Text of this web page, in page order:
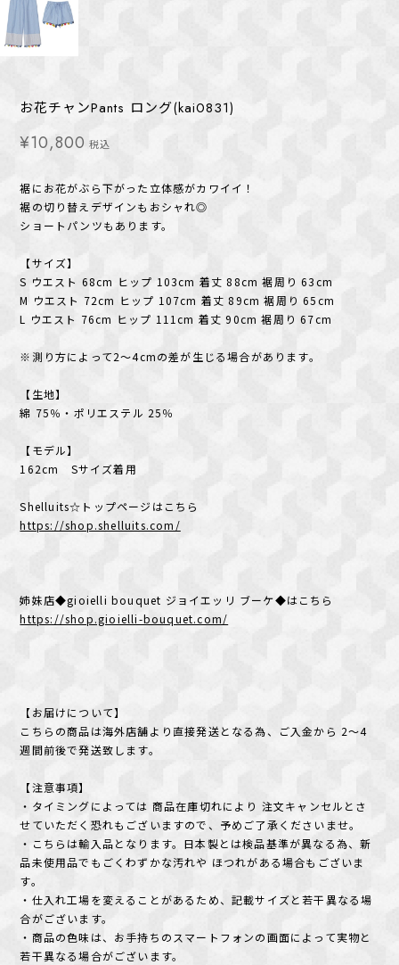
お花チャンPants ロング(kai0831)
¥10,800 税込
裾にお花がぶら下がった立体感がカワイイ！
裾の切り替えデザインもおシャれ◎
ショートパンツもあります。
【サイズ】
S ウエスト 68cm ヒップ 103cm 着丈 88cm 裾周り 63cm
M ウエスト 72cm ヒップ 107cm 着丈 89cm 裾周り 65cm
L ウエスト 76cm ヒップ 111cm 着丈 90cm 裾周り 67cm
※測り方によって2〜4cmの差が生じる場合があります。
【生地】
綿 75％・ポリエステル 25％
【モデル】
162cm Sサイズ着用
Shelluits☆トップページはこちら
https://shop.shelluits.com/
姉妹店◆gioielli bouquet ジョイエッリ ブーケ◆はこちら
https://shop.gioielli-bouquet.com/
【お届けについて】
こちらの商品は海外店舗より直接発送となる為、ご入金から 2〜4
週間前後で発送致します。
【注意事項】
・タイミングによっては 商品在庫切れにより 注文キャンセルとさ
せていただく恐れもございますので、予めご了承くださいませ。
・こちらは輸入品となります。日本製とは検品基準が異なる為、新
品未使用品でもごくわずかな汚れや ほつれがある場合もございま
す。
・仕入れ工場を変えることがあるため、記載サイズと若干異なる場
合がございます。
・商品の色味は、お手持ちのスマートフォンの画面によって実物と
若干異なる場合がございます。